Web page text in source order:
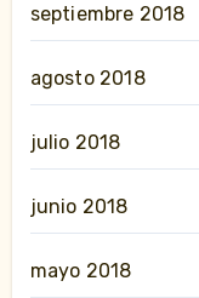
septiembre 2018
agosto 2018
julio 2018
junio 2018
mayo 2018